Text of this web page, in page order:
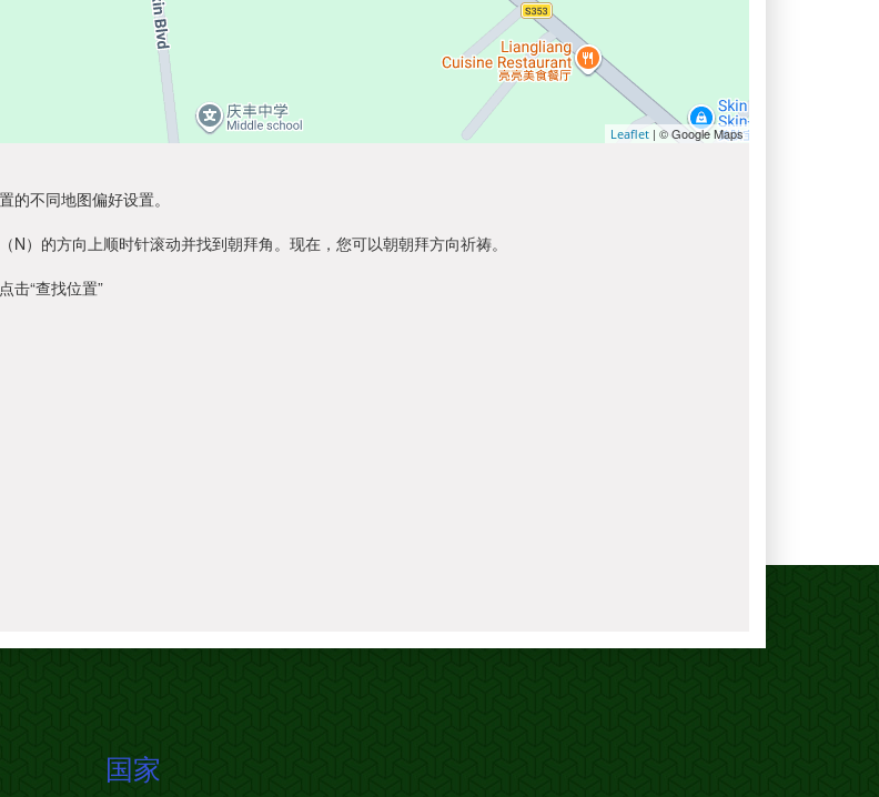
Leaflet | © Google Maps
不同地图偏好设置。
）的方向上顺时针滚动并找到朝拜角。现在，您可以朝朝拜方向祈祷。
击“查找位置”
国家